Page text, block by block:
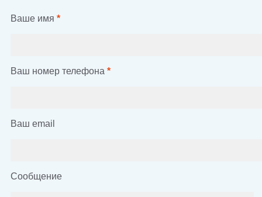
Ваше имя *
Ваш номер телефона *
Ваш email
Сообщение